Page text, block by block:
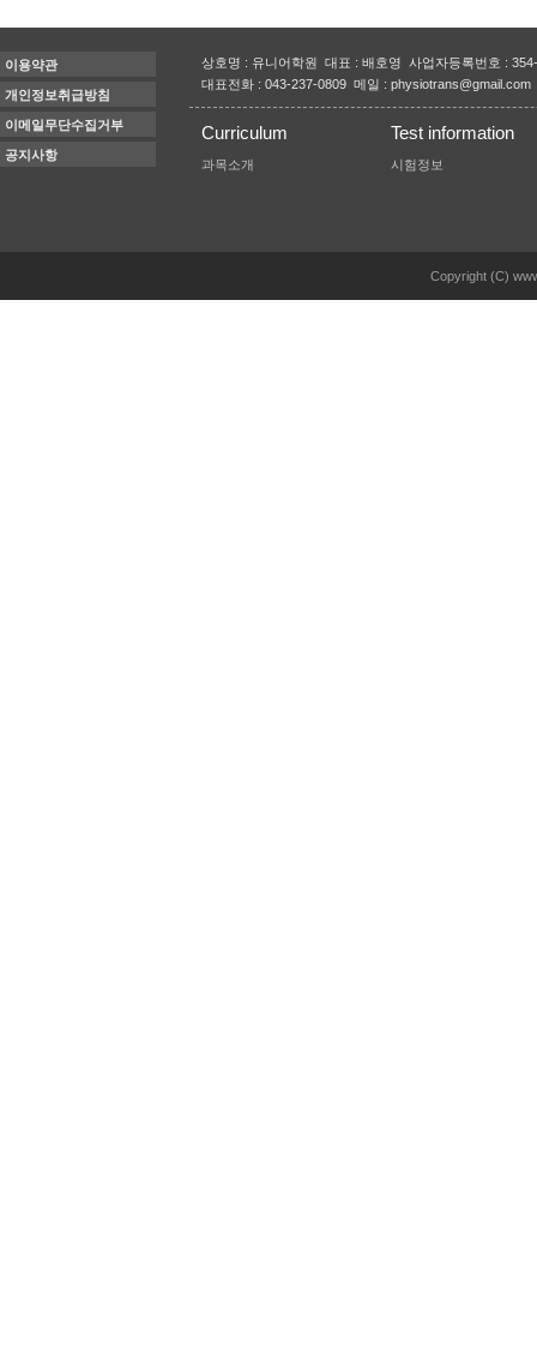
이용약관
개인정보취급방침
이메일무단수집거부
공지사항
상호명 : 유니어학원 대표 : 배호영 사업자등록번호 :
대표전화 : 043-237-0809 메일 : physiotrans@gmail.com
Curriculum
과목소개
Test information
시험정보
Copyright (C)